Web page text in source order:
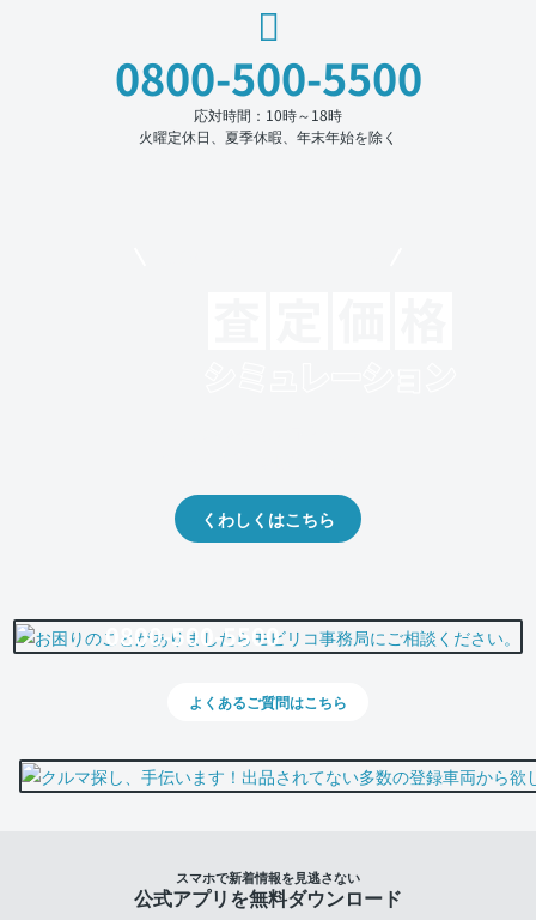
0800-500-5500
応対時間：10時～18時
火曜定休日、夏季休暇、年末年始を除く
くわしくはこちら
0800-500-5500
よくあるご質問はこちら
スマホで新着情報を見逃さない
公式アプリを無料ダウンロード